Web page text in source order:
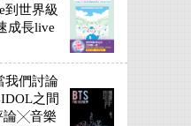
到世界級
成長live
我們討論
之間
論╳音樂